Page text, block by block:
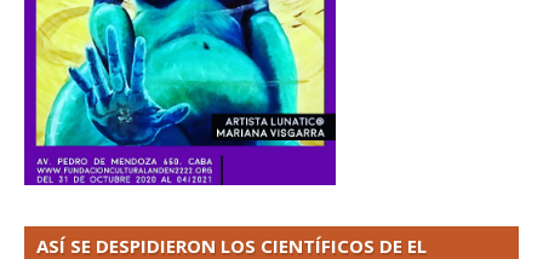
ASÍ SE DESPIDIERON LOS CIENTÍFICOS DE EL